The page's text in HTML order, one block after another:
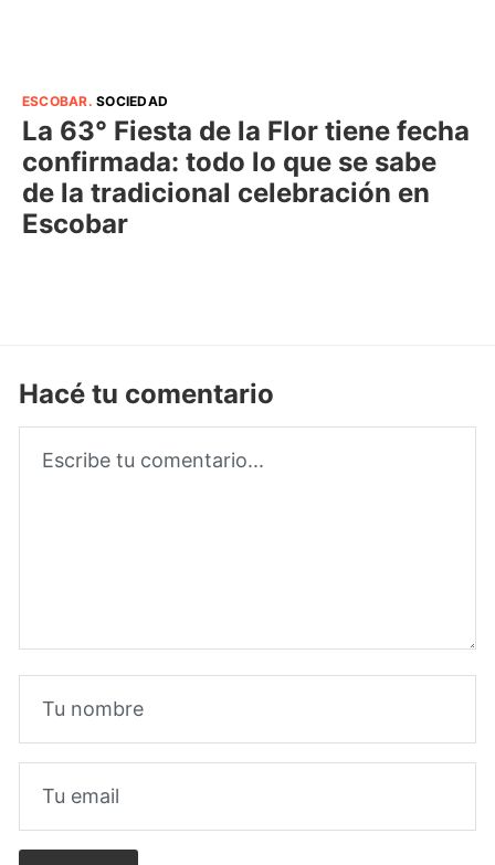
ESCOBAR.SOCIEDAD
La 63° Fiesta de la Flor tiene fecha
confirmada: todo lo que se sabe
de la tradicional celebración en
Escobar
Hacé tu comentario